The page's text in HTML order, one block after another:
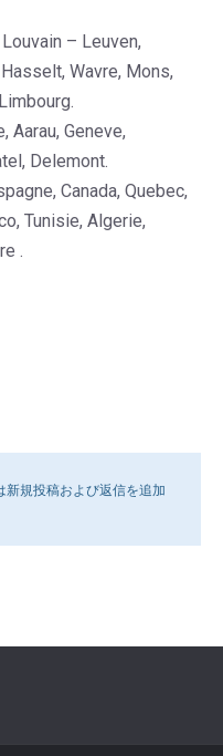
– Leuven,
Wavre, Mons,
Aarau, Geneve,
Delemont.
Canada, Quebec,
Tunisie, Algerie,
.
新規投稿および返信を追加